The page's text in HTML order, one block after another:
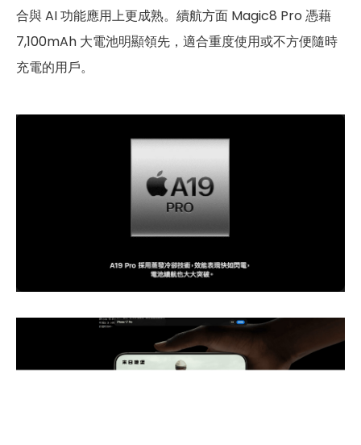
合與 AI 功能應用上更成熟。續航方面 Magic8 Pro 憑藉
7,100mAh 大電池明顯領先，適合重度使用或不方便隨時
充電的用戶。